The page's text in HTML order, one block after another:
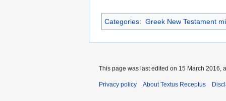
Categories: Greek New Testament
This page was last edited on 15 March 2016,
Privacy policy About Textus Receptus